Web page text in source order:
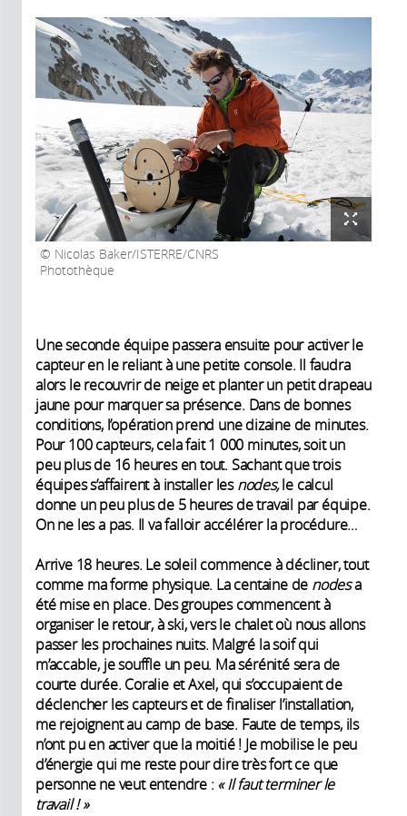
Nicolas Baker/ISTERRE/CNRS
Photothèque
Une seconde équipe passera ensuite pour activer le
capteur en le reliant à une petite console. Il faudra
alors le recouvrir de neige et planter un petit drapeau
jaune pour marquer sa présence. Dans de bonnes
conditions, l’opération prend une dizaine de minutes.
Pour 100 capteurs, cela fait 1 000 minutes, soit un
peu plus de 16 heures en tout. Sachant que trois
équipes s’affairent à installer lesnodes,le calcul
donne un peu plus de 5 heures de travail par équipe.
On ne les a pas. Il va falloir accélérer la procédure…
Arrive 18 heures. Le soleil commence à décliner, tout
comme ma forme physique. La centaine de nodesa
été mise en place. Des groupes commencent à
organiser le retour, à ski, vers le chalet où nous allons
passer les prochaines nuits. Malgré la soif qui
m’accable, je souffle un peu. Ma sérénité sera de
courte durée. Coralie et Axel, qui s’occupaient de
déclencher les capteurs et de finaliser l’installation,
me rejoignent au camp de base. Faute de temps, ils
n’ont pu en activer que la moitié ! Je mobilise le peu
d’énergie qui me reste pour dire très fort ce que
personne ne veut entendre : « Il faut terminer le
travail! »